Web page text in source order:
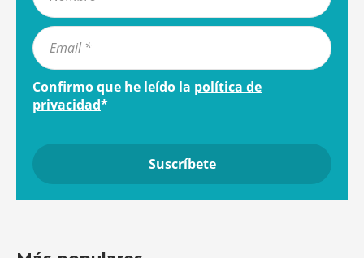
Confirmo que he leído la política de
privacidad*